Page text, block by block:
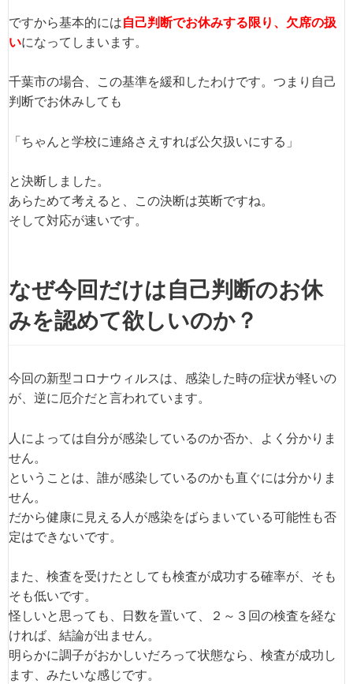
ですから基本的には自己判断でお休みする限り、欠席の扱
いになってしまいます。
千葉市の場合、この基準を緩和したわけです。つまり自己
判断でお休みしても
「ちゃんと学校に連絡さえすれば公欠扱いにする」
と決断しました。
あらためて考えると、この決断は英断ですね。
そして対応が速いです。
なぜ今回だけは自己判断のお休
みを認めて欲しいのか？
今回の新型コロナウィルスは、感染した時の症状が軽いの
が、逆に厄介だと言われています。
人によっては自分が感染しているのか否か、よく分かりま
せん。
ということは、誰が感染しているのかも直ぐには分かりま
せん。
だから健康に見える人が感染をばらまいている可能性も否
定はできないです。
また、検査を受けたとしても検査が成功する確率が、そも
そも低いです。
怪しいと思っても、日数を置いて、２～３回の検査を経な
ければ、結論が出ません。
明らかに調子がおかしいだろって状態なら、検査が成功し
ます、みたいな感じです。